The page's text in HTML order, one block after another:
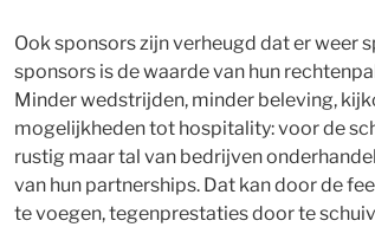
Ook sponsors zijn verheugd dat er weer
sponsors is de waarde van hun
Minder wedstrijden, minder beleving,
mogelijkheden tot hospitality: voor de
rustig maar tal van bedrijven
van hun partnerships. Dat kan door de
te voegen, tegenprestaties door te